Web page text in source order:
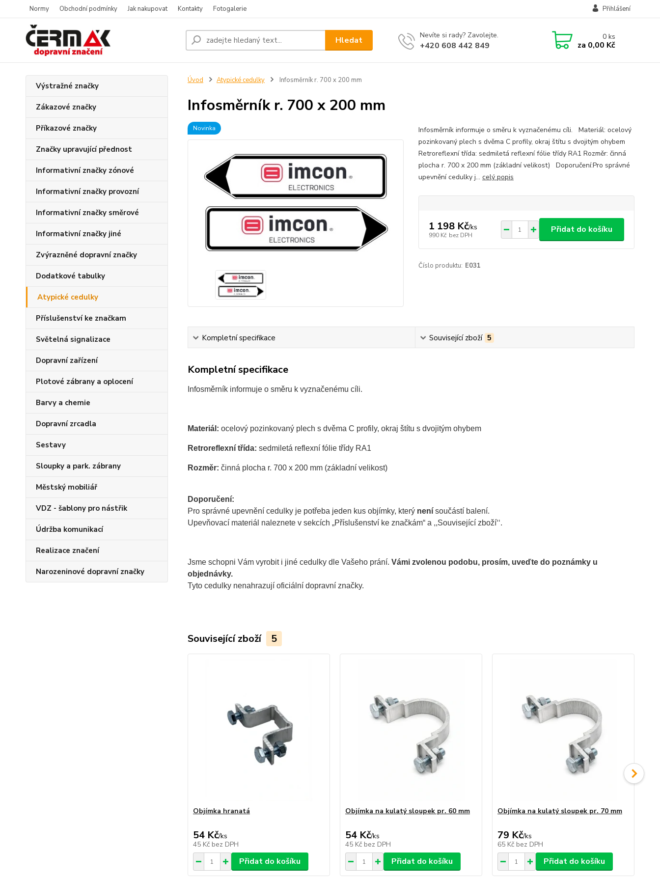
Normy Obchodní podmínky Jak nakupovat Kontakty Fotogalerie Přihlášení
Hledat Nevíte si rady? Zavolejte.
+420 608 442 849
0ks
za 0,00 Kč
Výstražné značky
Zákazové značky
Příkazové značky
Značky upravující přednost
Informativní značky zónové
Informativní značky provozní
Informativní značky směrové
Informativní značky jiné
Zvýrazněné dopravní značky
Dodatkové tabulky
Atypické cedulky
Příslušenství ke značkam
Světelná signalizace
Dopravní zařízení
Plotové zábrany a oplocení
Barvy a chemie
Dopravní zrcadla
Sestavy
Sloupky a park. zábrany
Městský mobiliář
VDZ - šablony pro nástřik
Údržba komunikací
Realizace značení
Narozeninové dopravní značky
Úvod Atypické cedulky Infosměrník r. 700 x 200 mm
Infosměrník r. 700 x 200 mm
Novinka
Infosměrník informuje o směru k vyznačenému cíli. Materiál: ocelový
pozinkovaný plech s dvěma C profily, okraj štítu s dvojitým ohybem
Retroreflexní třída: sedmiletá reflexní fólie třídy RA1 Rozměr: činná
plocha r. 700 x 200 mm (základní velikost) Doporučení:Pro správné
upevnění cedulky j... celý popis
1 198 Kč/ks
990 Kč bez DPH
Přidat do košíku
Číslo produktu: E031
Kompletní specifikace Související zboží 5
Kompletní specifikace
Infosměrník informuje o směru k vyznačenému cíli.
Materiál: ocelový pozinkovaný plech s dvěma C profily, okraj štítu s dvojitým ohybem
Retroreflexní třída: sedmiletá reflexní fólie třídy RA1
Rozměr: činná plocha r. 700 x 200 mm (základní velikost)
Doporučení:
Pro správné upevnění cedulky je potřeba jeden kus objímky, který není součástí balení.
Upevňovací materiál naleznete v sekcích „Příslušenství ke značkám“ a ,,Související zboží‘‘.
Jsme schopni Vám vyrobit i jiné cedulky dle Vašeho prání. Vámi zvolenou podobu, prosím, uveďte do poznámky u
objednávky.
Tyto cedulky nenahrazují oficiální dopravní značky.
Související zboží 5
Objímka hranatá
54 Kč/ks
45 Kč bez DPH
Přidat do košíku
Objímka na kulatý sloupek pr. 60 mm
54 Kč/ks
45 Kč bez DPH
Přidat do košíku
Objímka na kulatý sloupek pr. 70 mm
79 Kč/ks
65 Kč bez DPH
Přidat do košíku